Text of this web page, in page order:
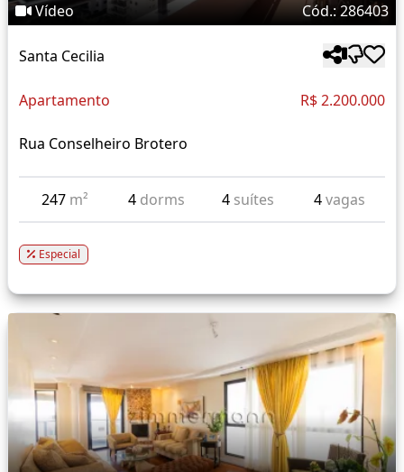
Vídeo Cód.: 286403
Santa Cecilia
Apartamento R$ 2.200.000
Rua Conselheiro Brotero
247 m² 4 dorms 4 suítes 4vagas
Especial